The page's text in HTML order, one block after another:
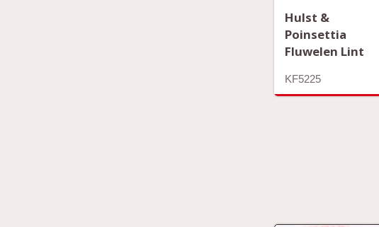
Hulst &
Poinsettia
Fluwelen Lint
KF5225